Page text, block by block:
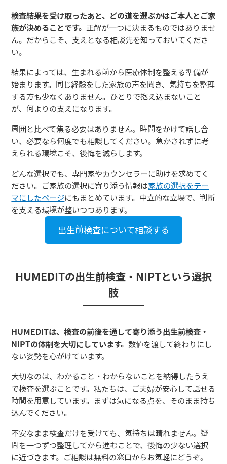
検査結果を受け取ったあと、どの道を選ぶかはご本人とご家
族が決めることです。 正解が一つに決まるものではありませ
ん。だからこそ、支えとなる相談先を知っておいてくださ
い。
結果によっては、生まれる前から医療体制を整える準備が
始まります。同じ経験をした家族の声を聞き、気持ちを整理
する方も少なくありません。ひとりで抱え込まないこと
が、何よりの支えになります。
周囲と比べて焦る必要はありません。時間をかけて話し合
い、必要なら何度でも相談してください。急かされずに考
えられる環境こそ、後悔を減らします。
どんな選択でも、専門家やカウンセラーに助けを求めてく
ださい。ご家族の選択に寄り添う情報は家族の選択をテー
マにしたページにもまとめています。中立的な立場で、判断
を支える環境が整いつつあります。
出生前検査について相談する
HUMEDITの出生前検査・NIPTという選択
肢
HUMEDITは、検査の前後を通して寄り添う出生前検査・
NIPTの体制を大切にしています。数値を渡して終わりにし
ない姿勢を心がけています。
大切なのは、わかること・わからないことを納得したうえ
で検査を選ぶことです。私たちは、ご夫婦が安心して話せる
時間を用意しています。まずは気になる点を、そのまま持ち
込んでください。
不安なまま検査だけを受けても、気持ちは晴れません。疑
問を一つずつ整理してから進むことで、後悔の少ない選択
に近づきます。ご相談は無料の窓口からお気軽にどうぞ。